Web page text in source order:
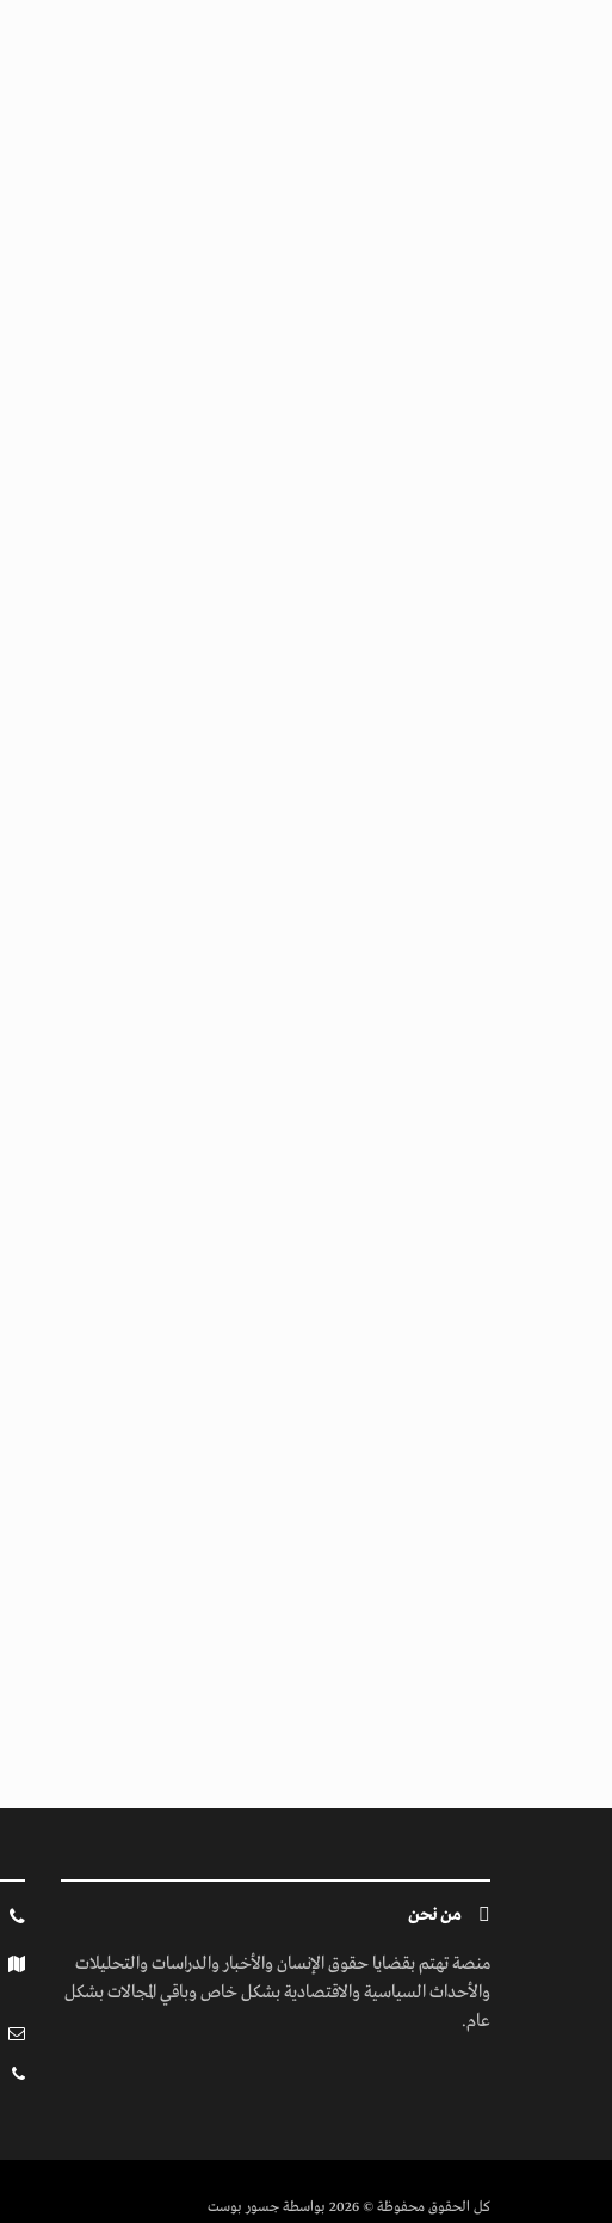
من نحن
منصة تهتم بقضايا حقوق الإنسان والأخبار والدراسات والتحليلات
والأحداث السياسية والاقتصادية بشكل خاص وباقي المجالات بشكل
عام.
كل الحقوق محفوظة© 2026 بواسطة جسور بوست